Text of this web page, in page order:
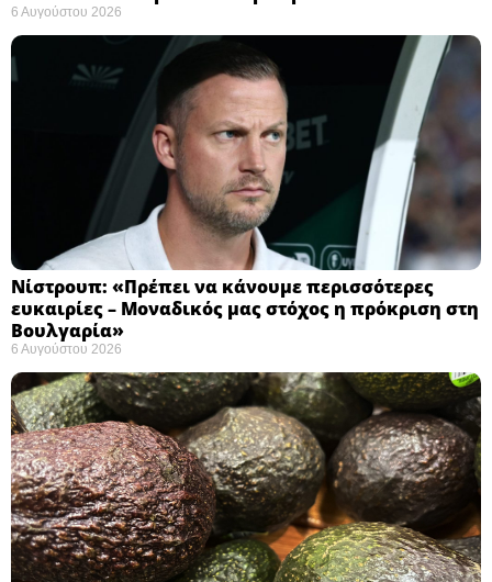
6 Αυγούστου 2026
Νίστρουπ: «Πρέπει να κάνουμε περισσότερες
ευκαιρίες – Μοναδικός μας στόχος η πρόκριση στη
Βουλγαρία» ​
6 Αυγούστου 2026